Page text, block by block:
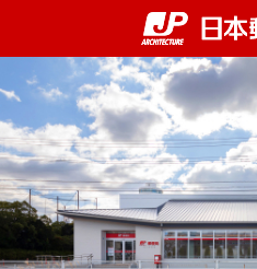
ページ内移動用のリンクです。
ヘッダーメニューへ移動します。
本文へ移動します。
フッターメニューへ移動します。
ABOUT US
企業情報
社長挨拶
企業理念
会社概要
拠点一覧
ここから本文です。